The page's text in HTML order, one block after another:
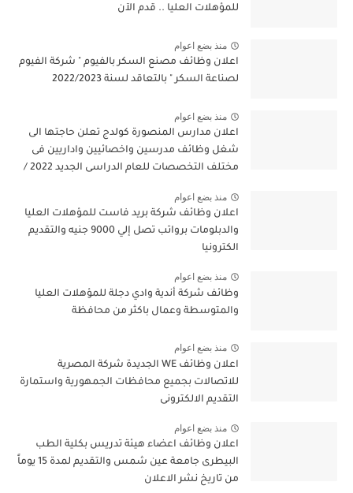
للمؤهلات العليا .. قدم الآن
منذ بضع اعوام
اعلان وظائف مصنع السكر بالفيوم " شركة الفيوم
لصناعة السكر " بالتعاقد لسنة 2022/2023
منذ بضع اعوام
اعلان مدارس المنصورة كولدج تعلن حاجتها الى
شغل وظائف مدرسين واخصائيين واداريين فى
مختلف التخصصات للعام الدراسى الجديد 2022 /
منذ بضع اعوام
اعلان وظائف شركة بريد فاست للمؤهلات العليا
والدبلومات برواتب تصل إلي 9000 جنيه والتقديم
الكترونيا
منذ بضع اعوام
وظائف شركة أندية وادي دجلة للمؤهلات العليا
والمتوسطة وعمال باكثر من محافظة
منذ بضع اعوام
اعلان وظائف WE الجديدة شركة المصرية
للاتصالات بجميع محافظات الجمهورية واستمارة
التقديم الالكترونى
منذ بضع اعوام
اعلان وظائف اعضاء هيئة تدريس بكلية الطب
البيطرى جامعة عين شمس والتقديم لمدة 15 يوماً
من تاريخ نشر الاعلان